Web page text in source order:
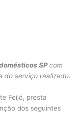
SPcom
do serviço realizado.
Feijó, presta
dos seguintes